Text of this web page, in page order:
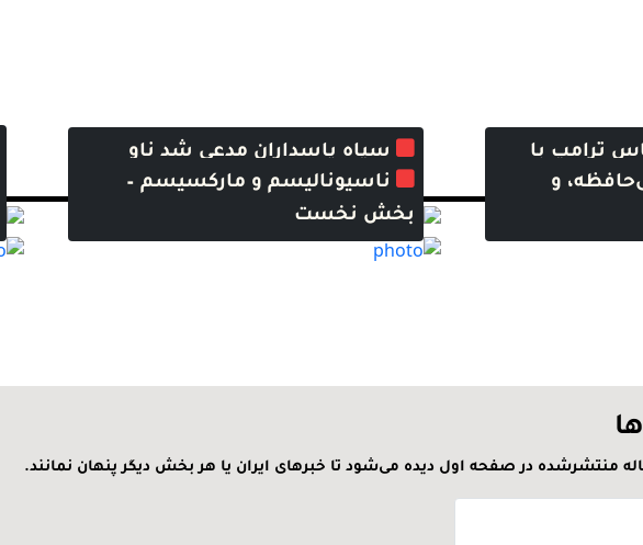
ترامپ با
منطقه‌ای
سپاه پاسداران مدعی شد ناو
هواپیمابر لینکلن را هدف قرار داده
و
ناسیونالیسم و مارکسیسم –
بخش نخست
منتشرشده در صفحه اول دیده می‌شود تا خبرهای ایران یا هر بخش دیگر پنهان نمانند.